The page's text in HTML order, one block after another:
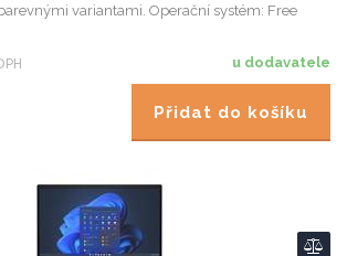
variantami. Operační systém: Free
u dodavatele
Přidat do košíku